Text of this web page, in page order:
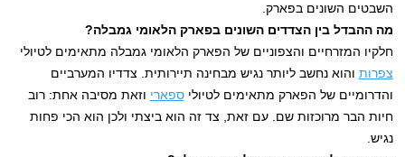
השבטים השונים בפארק.
מה ההבדל בין הצדדים השונים בפארק הלאומי גמבלה?
חלקיו המזרחיים והצפוניים של הפארק הלאומי גמבלה מתאימים לטיולי
צפרות והוא נחשב ליותר נגיש מבחינה תיירותית. צדדיו המערביים
והדרומיים של הפארק מתאימים לטיוליספארי וזאת מסיבה אחת: רוב
חיות הבר מרוכזות שם. עם זאת, צד זה הוא ביצתי ולכן הוא הכי פחות
נגיש.